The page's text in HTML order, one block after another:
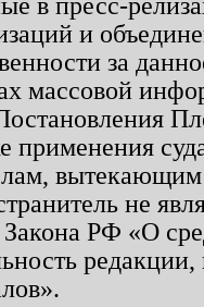
и
за
массовой
применения
вытекающим
не
РФ «О